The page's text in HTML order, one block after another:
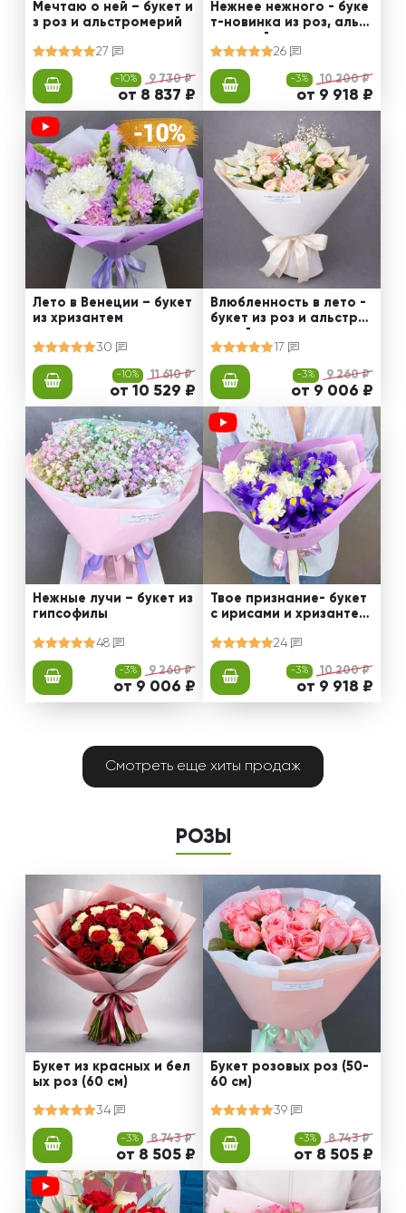
Мечтаю о ней – букет и
з роз и альстромерий
27
-10% 9 730 ₽
от 8 837 ₽
Нежнее нежного - буке
т-новинка из роз, альст
ромерий и калл
26
-3% 10 200 ₽
от 9 918 ₽
Лето в Венеции – букет
из хризантем
30
-10% 11 610 ₽
от 10 529 ₽
Влюбленность в лето -
букет из роз и альстро
мерий
17
-3% 9 260 ₽
от 9 006 ₽
Нежные лучи – букет из
гипсофилы
48
-3% 9 260 ₽
от 9 006 ₽
Твое признание- букет
с ирисами и хризантем
24
-3% 10 200 ₽
от 9 918 ₽
Смотреть еще хиты продаж
РОЗЫ
Букет из красных и бел
ых роз (60 см)
34
-3% 8 743 ₽
от 8 505 ₽
Букет розовых роз (50-
60 см)
39
-3% 8 743 ₽
от 8 505 ₽